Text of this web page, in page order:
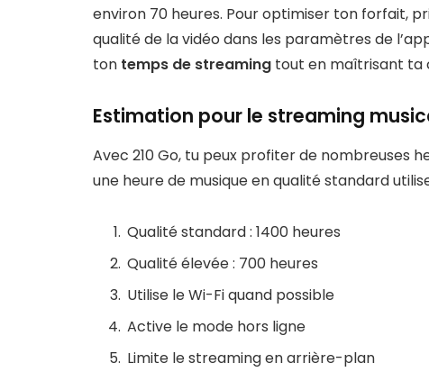
environ 70 heures. Pour optimiser ton forfait,
qualité de la vidéo dans les paramètres de
ton temps de streaming tout en maîtrisant ta
Estimation pour le streaming
Avec 210 Go, tu peux profiter de nombreuses
une heure de musique en qualité standard
Qualité standard : 1400 heures
Qualité élevée : 700 heures
Utilise le Wi-Fi quand possible
Active le mode hors ligne
Limite le streaming en arrière-plan